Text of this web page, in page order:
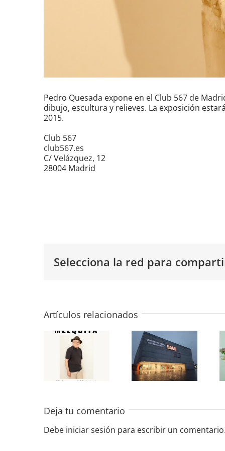
Pedro Quesada expone en el Club 567 de
dibujo, escultura y relieves. La exposición
2015.
Club 567
club567.es
C/ Velázquez, 12
28004 Madrid
Selecciona la red para
Artículos relacionados
María
Mezquita»
en la
Sala de
Exposiciones
del CC
López
Colectiva
en la
Sala de
Exposiciones
del CC
Antonio
2025
Deja tu comentario
Debe iniciar sesión para escribir un comentario.